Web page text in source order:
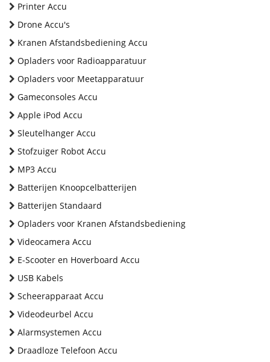
Printer Accu
Drone Accu's
Kranen Afstandsbediening Accu
Opladers voor Radioapparatuur
Opladers voor Meetapparatuur
Gameconsoles Accu
Apple iPod Accu
Sleutelhanger Accu
Stofzuiger Robot Accu
MP3 Accu
Batterijen Knoopcelbatterijen
Batterijen Standaard
Opladers voor Kranen Afstandsbediening
Videocamera Accu
E-Scooter en Hoverboard Accu
USB Kabels
Scheerapparaat Accu
Videodeurbel Accu
Alarmsystemen Accu
Draadloze Telefoon Accu